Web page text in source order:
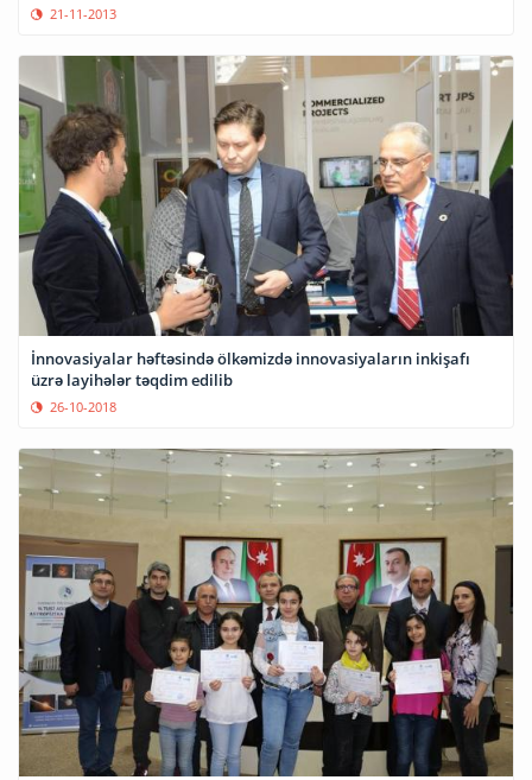
21-11-2013
İnnovasiyalar həftəsində ölkəmizdə innovasiyaların inkişafı
üzrə layihələr təqdim edilib
26-10-2018